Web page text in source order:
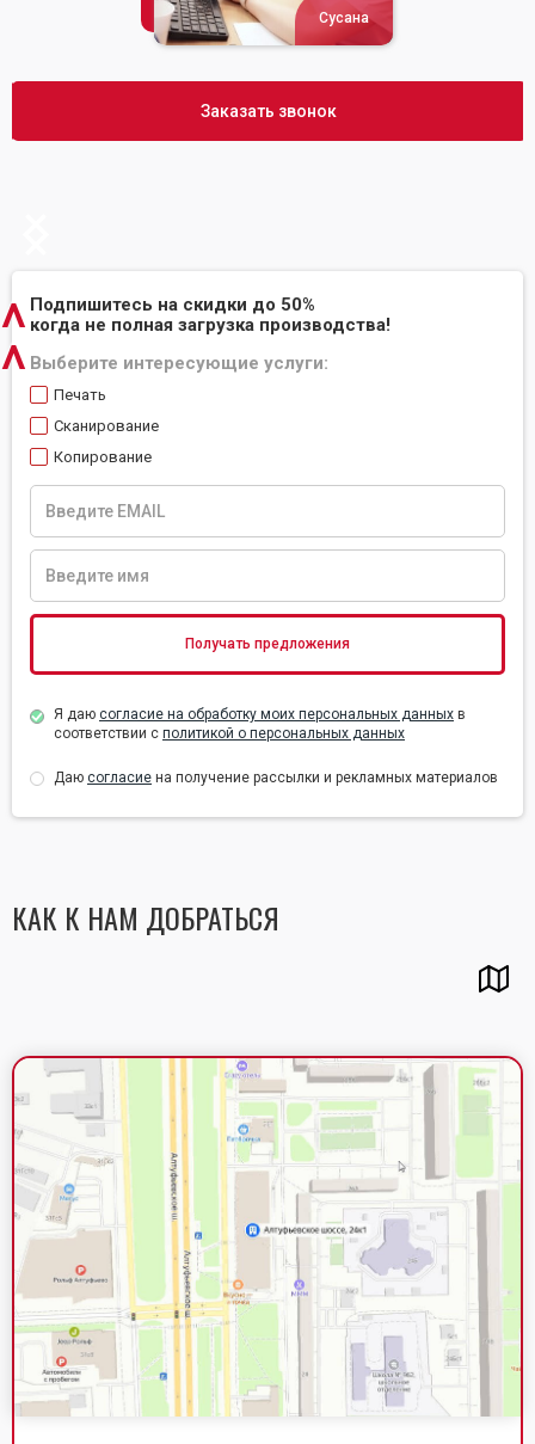
Сусана
Заказать звонок
Подпишитесь на скидки до 50%
когда не полная загрузка производства!
Выберите интересующие услуги:
Печать
Сканирование
Копирование
Я даю согласие на обработку моих персональных данных в
соответствии с политикой о персональных данных
Даю согласие на получение рассылки и рекламных материалов
КАК К НАМ ДОБРАТЬСЯ
^
^